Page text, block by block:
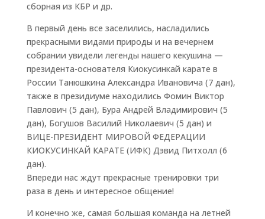
сборная из КБР и др.
В первый день все заселились, насладились
прекрасными видами природы и на вечернем
собрании увидели легенды нашего кекушина —
президента-основателя Киокусинкай карате в
России Танюшкина Александра Ивановича (7 дан),
также в президиуме находились Фомин Виктор
Павлович (5 дан), Бура Андрей Владимирович (5
дан), Богушов Василий Николаевич (5 дан) и
ВИЦЕ-ПРЕЗИДЕНТ МИРОВОЙ ФЕДЕРАЦИИ
КИОКУСИНКАЙ КАРАТЕ (ИФК) Дэвид Питхолл (6
дан).
Впереди нас ждут прекрасные тренировки три
раза в день и интересное общение!
И конечно же, самая большая команда на летней